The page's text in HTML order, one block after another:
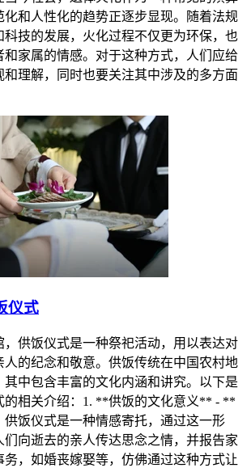
化和人性化的趋势正逐步显现。随着法规
科技的发展，火化过程不仅更为环保，也
和家属的情感。对于这种方式，人们应给
和理解，同时也要关注其中涉及的多方面
仪式
，供饭仪式是一种祭祀活动，用以表达对
人的纪念和敬意。供饭传统在中国农村地
其中包含丰富的文化内涵和讲究。以下是
的相关介绍：1. **供饭的文化意义** - **
饭仪式是一种情感寄托，通过这一形
们向逝去的亲人传达思念之情，并报告家
务，如婚丧嫁娶等，仿佛通过这种方式让